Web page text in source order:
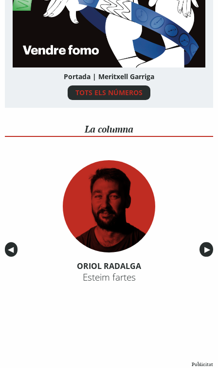
Portada | Meritxell Garriga
TOTS ELS NÚMEROS
La columna
Anterior
◀︎ ▶︎
ORIOL RADALGA
Esteim fartes
Publicitat